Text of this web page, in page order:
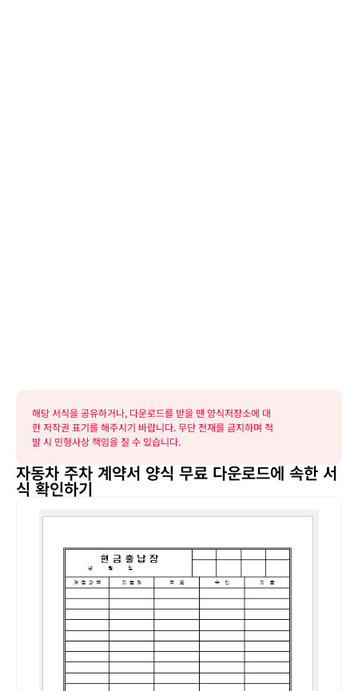
해당 서식을 공유하거나, 다운로드를 받을 땐 양식저장소에 대
한 저작권 표기를 해주시기 바랍니다. 무단 전재를 금지하며 적
발 시 민형사상 책임을 질 수 있습니다.
자동차 주차 계약서 양식 무료 다운로드에 속한 서
식 확인하기